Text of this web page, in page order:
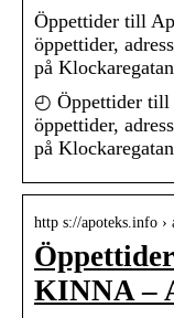
Öppettider till
öppettider,
på
◴ Öppettider till
öppettider,
på
http s://apoteks.info ›
KINNA –